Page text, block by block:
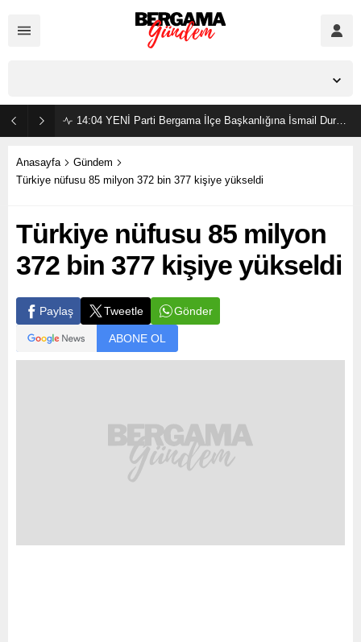
14:04 YENİ Parti Bergama İlçe Başkanlığına İsmail Durmaz görevlendirildi
Anasayfa
Gündem
Türkiye nüfusu 85 milyon 372 bin 377 kişiye yükseldi
Türkiye nüfusu 85 milyon
372 bin 377 kişiye yükseldi
Paylaş Tweetle Gönder
ABONE OL